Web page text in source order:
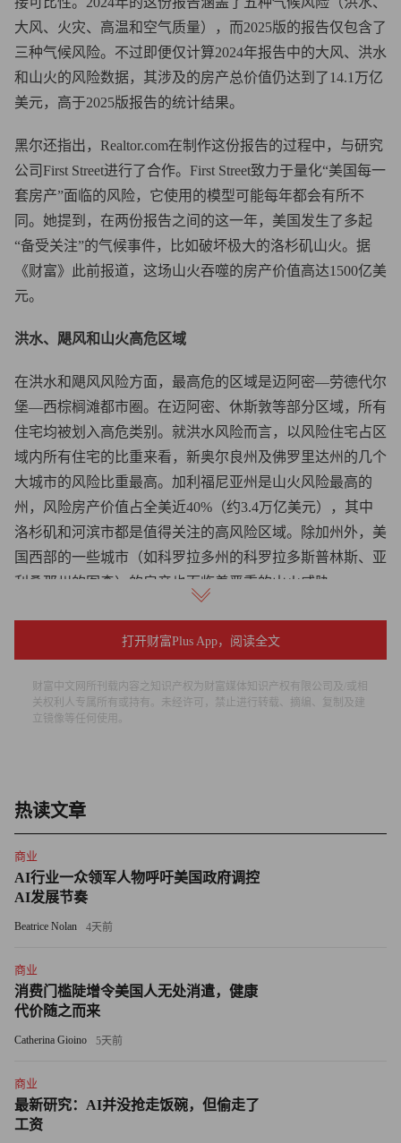
大风、火灾、高温和空气质量），而2025版的报告仅包含了
三种气候风险。不过即便仅计算2024年报告中的大风、洪水
和山火的风险数据，其涉及的房产总价值仍达到了14.1万亿
美元，高于2025版报告的统计结果。
黑尔还指出，Realtor.com在制作这份报告的过程中，与研究
公司First Street进行了合作。First Street致力于量化“美国每一
套房产”面临的风险，它使用的模型可能每年都会有所不
同。她提到，在两份报告之间的这一年，美国发生了多起
“备受关注”的气候事件，比如破坏极大的洛杉矶山火。据
《财富》此前报道，这场山火吞噬的房产价值高达1500亿美
元。
洪水、飓风和山火高危区域
在洪水和飓风风险方面，最高危的区域是迈阿密—劳德代尔
堡—西棕榈滩都市圈。在迈阿密、休斯敦等部分区域，所有
住宅均被划入高危类别。就洪水风险而言，以风险住宅占区
域内所有住宅的比重来看，新奥尔良州及佛罗里达州的几个
大城市的风险比重最高。加利福尼亚州是山火风险最高的
州，风险房产价值占全美近40%（约3.4万亿美元），其中
洛杉矶和河滨市都是值得关注的高风险区域。除加州外，美
国西部的一些城市（如科罗拉多州的科罗拉多斯普林斯、亚
利桑那州的图森）的房产也面临着严重的山火威胁。
在一些高风险地区，保费也在快速上涨。以迈阿密为例，业
主每年支付的保费平均占房产价值的3.7%，为全美最高水
能是标准保单的5倍，而能提供山火保险的保险公司相当有
限，保费也往往高得让普通人望而却步。据世界经济论坛
但对于数千万拥有完整产权，且不需要还房贷的美国人来
着了。
保险保费飙升，灾害事件频发，加之购买相关保险难度加
大，不仅影响了人们对居住地的选择，也影响了相关风险地
难买，不少人可能会选择搬到低风险地区，从而使相关地区
的房价出现强劲增长。黑尔表示，Realtor.com发布这份报告
已有五年。“人们很容易低估这些风险的烈度”。该公司希望
通过这份报告，为购房者提供充足信息，帮助他们做出科学
多少人生活在洪水风险中而不自知？
打开财富Plus App，阅读全文
财富中文网所刊载内容之知识产权为财富媒体知识产权有限公司及/或相
关权利人专属所有或持有。未经许可，禁止进行转载、摘编、复制及建
立镜像等任何使用。
热读文章
商业
AI行业一众领军人物呼吁美国政府调控
AI发展节奏
Beatrice Nolan 4天前
商业
消费门槛陡增令美国人无处消遣，健康
代价随之而来
Catherina Gioino 5天前
商业
最新研究：AI并没抢走饭碗，但偷走了
工资